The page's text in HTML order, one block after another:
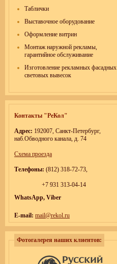
Таблички
Выставочное оборудование
Оформление витрин
Монтаж наружной рекламы,
гарантийное обслуживание
Изготовление рекламных фасадных
световых вывесок
Контакты "РеКол"
Адрес: 192007, Санкт-Петербург,
наб.Обводного канала, д. 74
Cхема проезда
Телефоны: (812) 318-72-73,
+7 931 313-04-14
WhatsApp, Viber
E-mail: mail@rekol.ru
Фотогалерея наших клиентов: